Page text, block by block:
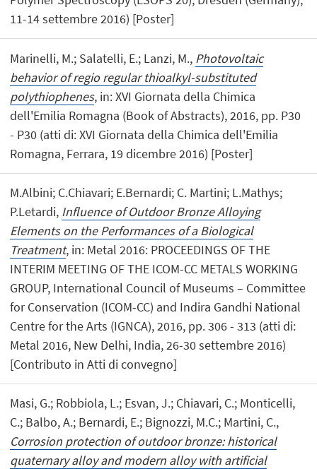
11-14 settembre 2016) [Poster]
Marinelli, M.; Salatelli, E.; Lanzi, M., Photovoltaic
behavior of regio regular thioalkyl-substituted
polythiophenes, in: XVI Giornata della Chimica
dell'Emilia Romagna (Book of Abstracts), 2016, pp. P30
- P30 (atti di: XVI Giornata della Chimica dell'Emilia
Romagna, Ferrara, 19 dicembre 2016) [Poster]
M.Albini; C.Chiavari; E.Bernardi; C. Martini; L.Mathys;
P.Letardi, Influence of Outdoor Bronze Alloying
Elements on the Performances of a Biological
Treatment, in: Metal 2016: PROCEEDINGS OF THE
INTERIM MEETING OF THE ICOM-CC METALS WORKING
GROUP, International Council of Museums – Committee
for Conservation (ICOM-CC) and Indira Gandhi National
Centre for the Arts (IGNCA), 2016, pp. 306 - 313 (atti di:
Metal 2016, New Delhi, India, 26-30 settembre 2016)
[Contributo in Atti di convegno]
Masi, G.; Robbiola, L.; Esvan, J.; Chiavari, C.; Monticelli,
C.; Balbo, A.; Bernardi, E.; Bignozzi, M.C.; Martini, C.,
Corrosion protection of outdoor bronze: historical
quaternary alloy and modern alloy with artificial